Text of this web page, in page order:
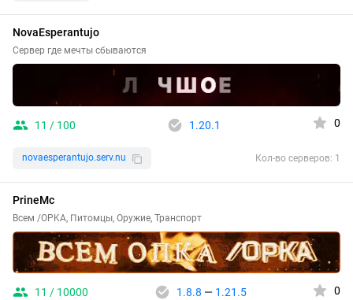
NovaEsperantujo
Сервер где мечты сбываются
11 / 100 1.20.1 0
novaesperantujo.serv.nu Кол-во серверов: 1
PrineMc
Всем /OPKA, Питомцы, Оружие, Транспорт
11 / 10000 1.8.8 — 1.21.5 0